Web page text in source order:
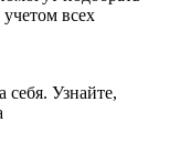
всех
Узнайте,